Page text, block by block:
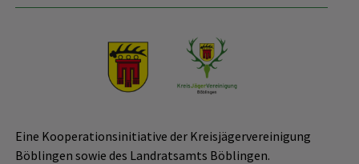
Eine Kooperationsinitiative der Kreisjägervereinigung
Böblingen sowie des Landratsamts Böblingen.